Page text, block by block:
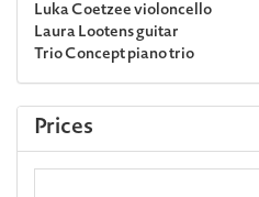
Luka Coetzeevioloncello
Laura Lootensguitar
Trio Conceptpiano trio
Prices